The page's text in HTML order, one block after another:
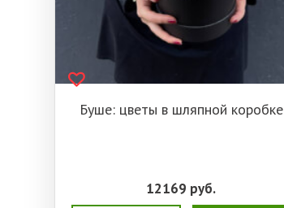
Буше: цветы в шляпной коробке
12169 руб.